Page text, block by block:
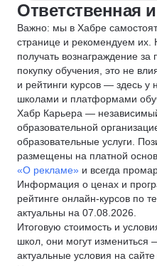
Ответственная
Важно: мы в Хабре
странице и рекомендуем
получать вознаграждение
покупку обучения, это не
и рейтинги курсов — здесь у
школами и платформами
Хабр Карьера —
образовательной
образовательные услуги.
размещены на платной
«О рекламе» и всегда
Информация о ценах и
рейтинге онлайн-курсов по
актуальны на 07.08.2026.
Итоговую стоимость и
школ, они могут измениться
актуальные условия на